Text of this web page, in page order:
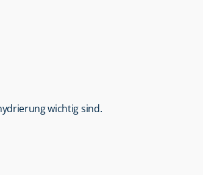
wichtig sind.